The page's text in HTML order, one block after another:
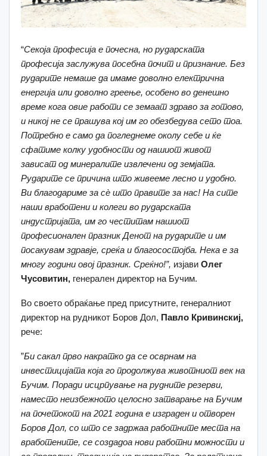
“Секоја професија е почесна, но рударската
професија заслужува посебна почит и признание. Без
рударите немаше да имаме доволно електрична
енергија или доволно греење, особено во денешно
време кога овие работи се земаат здраво за готово,
и никој не се прашува кој им го обезбедува сето тоа.
Потребно е само да погледнеме околу себе и ќе
сфатиме колку удобности од нашиот живот
зависат од минералите извлечени од земјата.
Рударите се причина што живееме лесно и удобно.
Ви благодариме за сè што правите за нас! На сите
наши вработени и колеги во рударската
индустријата, им го честитам нашиот
професионален празник Денот на рударите и им
посакувам здравје, среќа и благосостојба. Нека е за
многу години овој празник. Среќно!”, изјави Олег
Чусовитин, генерален директор на Бучим.
Во своето обраќање пред присутните, генералниот
директор на рудникот Боров Дол, Павло Кривинскиј,
рече:
”Би сакал прво накратко да се осврнам на
инвестицијата која го продолжува животниот век на
Бучим. Поради исцрпување на рудните резерви,
наместо неизбежното целосно затварање на Бучим
на почетокот на 2021 година е изграден и отворен
Боров Дол, со што се задржаа работните места на
вработените, се создадоа нови работни можности и